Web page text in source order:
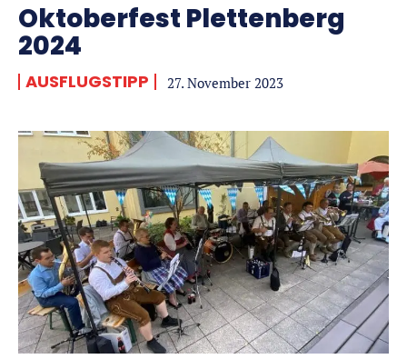
Oktoberfest Plettenberg
2024
AUSFLUGSTIPP 27. November 2023